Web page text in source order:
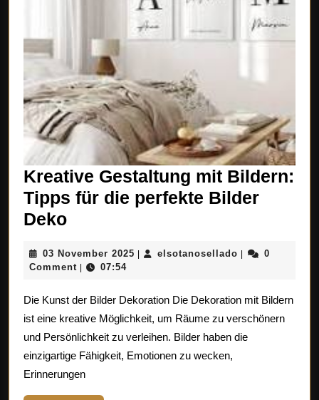
Kreative Gestaltung mit Bildern:
Tipps für die perfekte Bilder
DekoKreative
mit
Tipps
für
die
perfekte
03 November 2025 03
elsotanosellado elsotanosellado
0
Comment
07:54
Die Kunst der Bilder Dekoration Die Dekoration mit Bildern
ist eine kreative Möglichkeit, um Räume zu verschönern
und Persönlichkeit zu verleihen. Bilder haben die
einzigartige Fähigkeit, Emotionen zu wecken,
Erinnerungen